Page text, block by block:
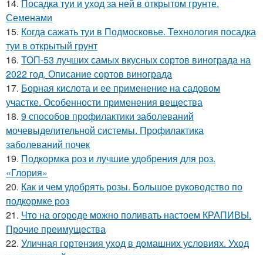
14. Посадка туи и уход за ней в открытом грунте.
Семенами
15. Когда сажать туи в Подмосковье. Технология посадка
туи в открытый грунт
16. ТОП-53 лучших самых вкусных сортов винограда на
2022 год. Описание сортов винограда
17. Борная кислота и ее применение на садовом
участке. Особенности применения вещества
18. 9 способов профилактики заболеваний
мочевыделительной системы. Профилактика
заболеваний почек
19. Подкормка роз и лучшие удобрения для роз.
«Глория»
20. Как и чем удобрять розы. Большое руководство по
подкормке роз
21. Что на огороде можно поливать настоем КРАПИВЫ.
Прочие преимущества
22. Уличная гортензия уход в домашних условиях. Уход